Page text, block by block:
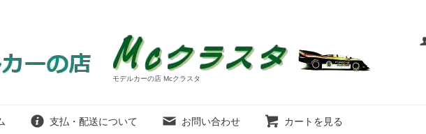
モデルカーの店 Mcクラスタ
支払・配送について お問い合わせ カートを見る